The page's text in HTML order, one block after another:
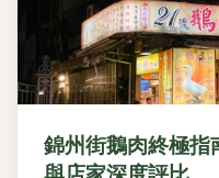
錦州街鵝肉終極